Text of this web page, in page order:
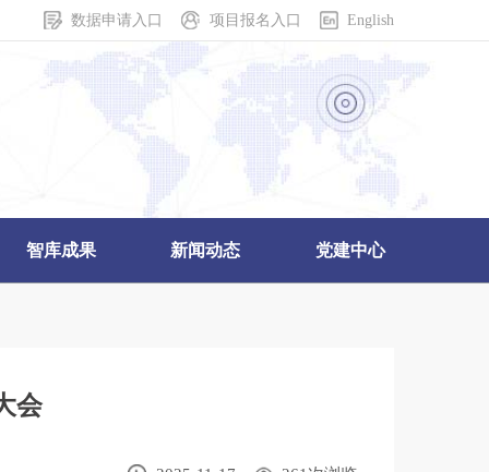
数据申请入口 项目报名入口 English
智库成果 新闻动态 党建中心
会